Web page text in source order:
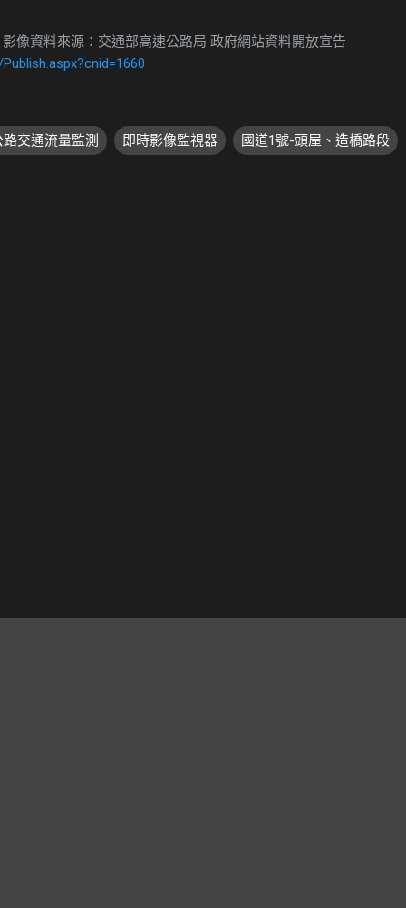
像資料來源：交通部高速公路局 政府網站資料開放宣告
交通流量監測 即時影像監視器 國道1號-頭屋、造橋路段